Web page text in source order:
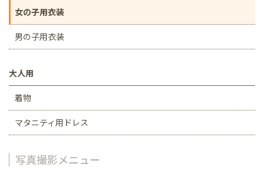
女の子用衣装
男の子用衣装
大人用
着物
マタニティ用ドレス
写真撮影メニュー